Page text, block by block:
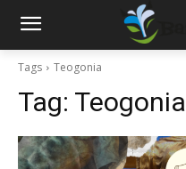
Tags Teogonia
Tag: Teogonia